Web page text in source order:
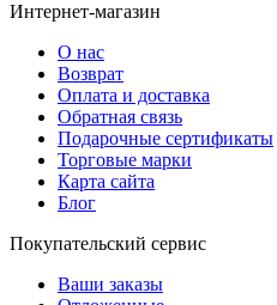
Интернет-магазин
О нас
Возврат
Оплата и доставка
Обратная связь
Подарочные сертификаты
Торговые марки
Карта сайта
Блог
Покупательский сервис
Ваши заказы